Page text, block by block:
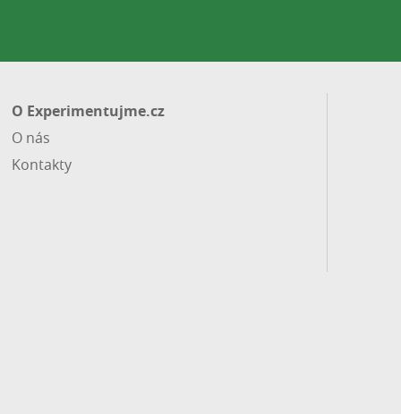
O Experimentujme.cz
O nás
Kontakty